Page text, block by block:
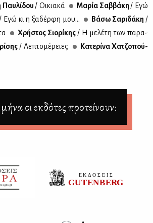
Παυ­λί­δου / Οι­κια­κά Μα­ρία Σαβ­βά­κη / Εγώ
Εγώ κι η ξα­δέρ­φη μου...
Βά­σω Σα­ρι­δά­κη /
Χρή­στος Σιο­ρί­κης / Η με­λέ­τη των πα­ρα­
/ Λε­πτο­μέ­ρειες
Κα­τε­ρί­να Χα­τζο­πού­
οι εκδότες προτείνουν: